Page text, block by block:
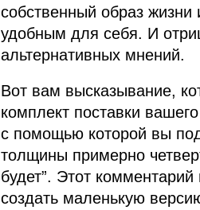
собственный образ
удобным для себя. И
альтернативных мнений.
Вот вам высказывание,
комплект поставки
с помощью которой вы
толщины примерно
будет”. Этот
создать маленькую